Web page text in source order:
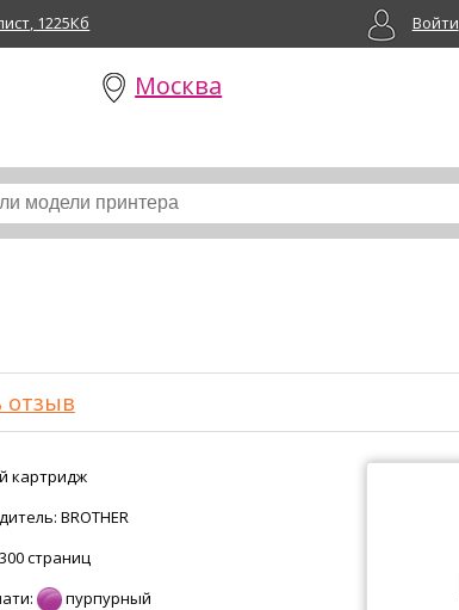
1225Кб Войти
Москва
отзыв
картридж
BROTHER
страниц
пурпурный